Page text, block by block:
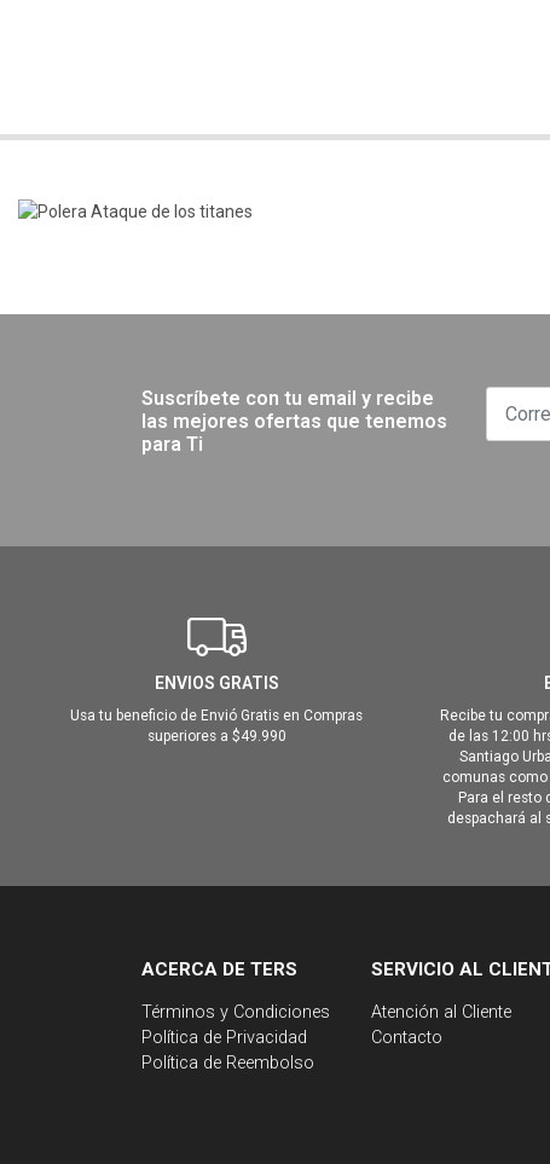
Suscríbete con tu email y recibe
las mejores ofertas que tenemos
para Ti
ENVIOS GRATIS
Usa tu beneficio de Envió Gratis en Compras
superiores a $49.990
Recibe tu
de las 12:00
Santiago
comunas como
Para el resto
despachará al
ACERCA DE TERS
Términos y Condiciones
Política de Privacidad
Política de Reembolso
SERVICIO AL
Atención al Cliente
Contacto